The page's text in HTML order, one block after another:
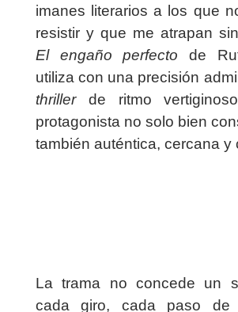
imanes literarios a los que
resistir y que me atrapan
El engaño perfecto de
utiliza con una precisión
thrillerde ritmo
protagonista no solo bien
también auténtica, cercana y
La trama no concede un
cada giro, cada paso de